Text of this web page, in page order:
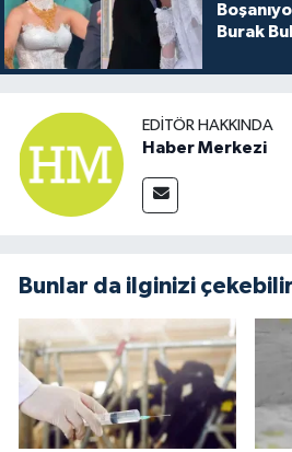
Burak
EDITÖR HAKKINDA
Haber Merkezi
Bunlar da ilginizi çekebilir